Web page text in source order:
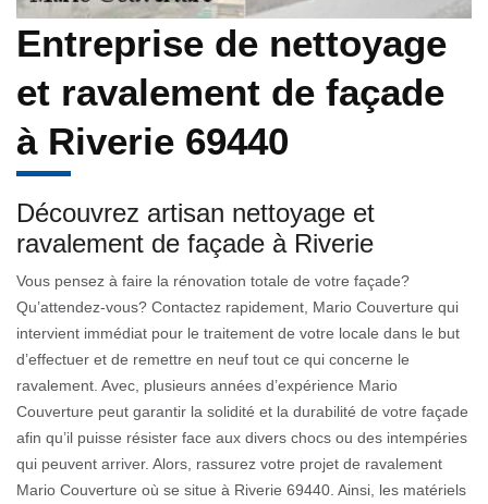
Entreprise de nettoyage
et ravalement de façade
à Riverie 69440
Découvrez artisan nettoyage et
ravalement de façade à Riverie
Vous pensez à faire la rénovation totale de votre façade?
Qu’attendez-vous? Contactez rapidement, Mario Couverture qui
intervient immédiat pour le traitement de votre locale dans le but
d’effectuer et de remettre en neuf tout ce qui concerne le
ravalement. Avec, plusieurs années d’expérience Mario
Couverture peut garantir la solidité et la durabilité de votre façade
afin qu’il puisse résister face aux divers chocs ou des intempéries
qui peuvent arriver. Alors, rassurez votre projet de ravalement
Mario Couverture où se situe à Riverie 69440. Ainsi, les matériels